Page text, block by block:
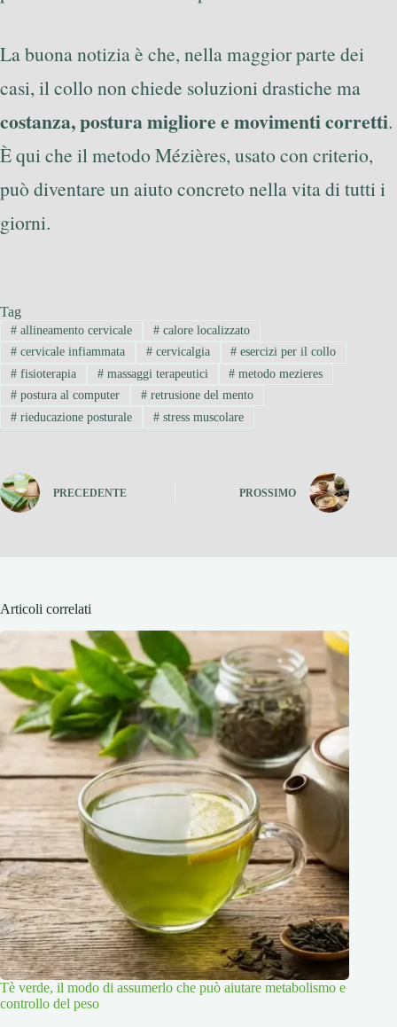
La buona notizia è che, nella maggior parte dei
casi, il collo non chiede soluzioni drastiche ma
costanza, postura migliore e movimenti corretti.
È qui che il metodo Mézières, usato con criterio,
può diventare un aiuto concreto nella vita di tutti i
giorni.
Tag
#allineamento cervicale #calore localizzato
#cervicale infiammata #cervicalgia # esercizi per il collo
#fisioterapia #massaggi terapeutici # metodo mezieres
#postura al computer #retrusione del mento
#rieducazione posturale #stress muscolare
PRECEDENTE PROSSIMO
Articoli correlati
Tè verde, il modo di assumerlo che può aiutare metabolismo e
controllo del peso